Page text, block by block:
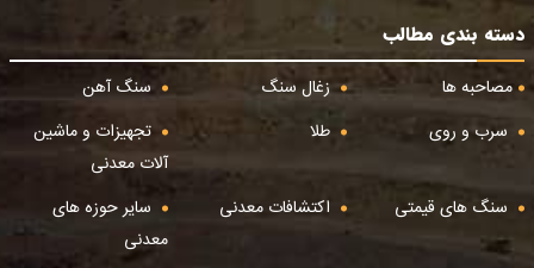
دسته بندی مطالب
مصاحبه ها
زغال سنگ
سنگ آهن
سرب و روی
طلا
تجهیزات و ماشین
آلات معدنی
سنگ های قیمتی
اکتشافات معدنی
سایر حوزه های
معدنی